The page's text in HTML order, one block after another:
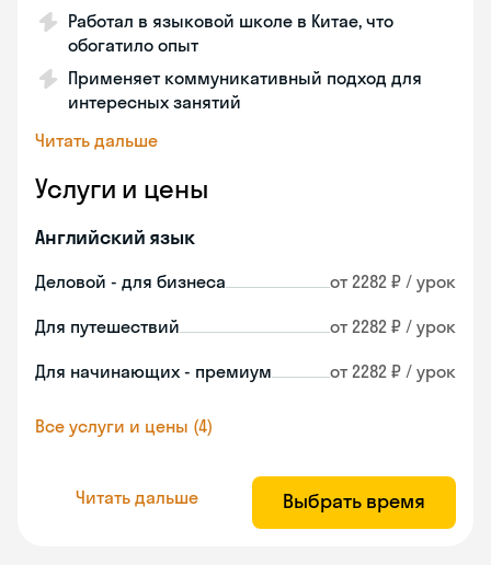
Работал в языковой школе в Китае, что
обогатило опыт
Применяет коммуникативный подход для
интересных занятий
Читать дальше
Услуги и цены
Английский язык
Деловой - для бизнеса от 2282 ₽ / урок
Для путешествий от 2282 ₽ / урок
Для начинающих - премиум от 2282 ₽ / урок
Все услуги и цены (4)
Читать дальше Выбрать время